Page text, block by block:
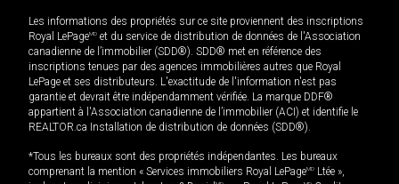
Les informations des propriétés sur ce site proviennent des inscriptions
Royal LePageMD et du service de distribution de données de l'Association
canadienne de l’immobilier (SDD®). SDD® met en référence des
inscriptions tenues par des agences immobilières autres que Royal
LePage et ses distributeurs. L'exactitude de l'information n'est pas
garantie et devrait être indépendamment vérifiée. La marque DDF®
appartient à l'Association canadienne de l’immobilier (ACI) et identifie le
REALTOR.ca Installation de distribution de données (SDD®).
*Tous les bureaux sont des propriétés indépendantes. Les bureaux
comprenant la mention « Services immobiliers Royal LePageMD Ltée »,